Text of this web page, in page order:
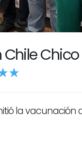
Chico
la vacunación